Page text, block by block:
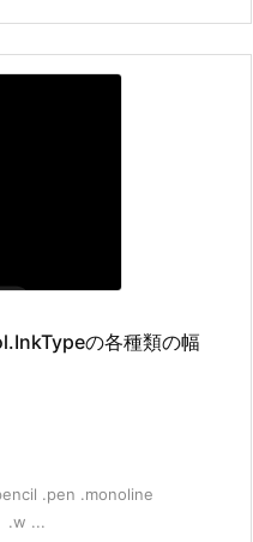
の各種類の幅
.pen .monoline
.w ...